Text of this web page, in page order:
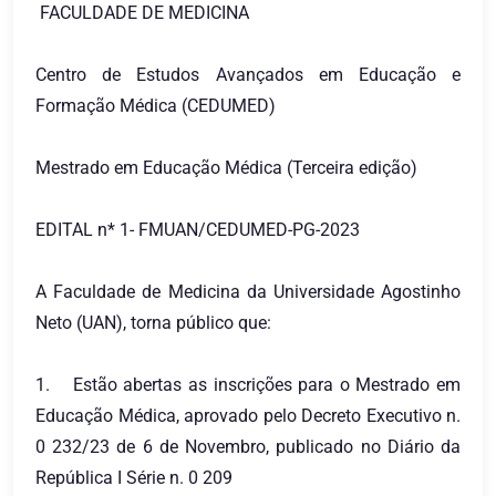
FACULDADE DE MEDICINA
Centro de Estudos Avançados em Educação e
Formação Médica (CEDUMED)
Mestrado em Educação Médica (Terceira edição)
EDITAL n* 1- FMUAN/CEDUMED-PG-2023
A Faculdade de Medicina da Universidade Agostinho
Neto (UAN), torna público que:
1.
Estão abertas as inscrições para o Mestrado em
Educação Médica, aprovado pelo Decreto Executivo n.
0 232/23 de 6 de Novembro, publicado no Diário da
República I Série n. 0 209